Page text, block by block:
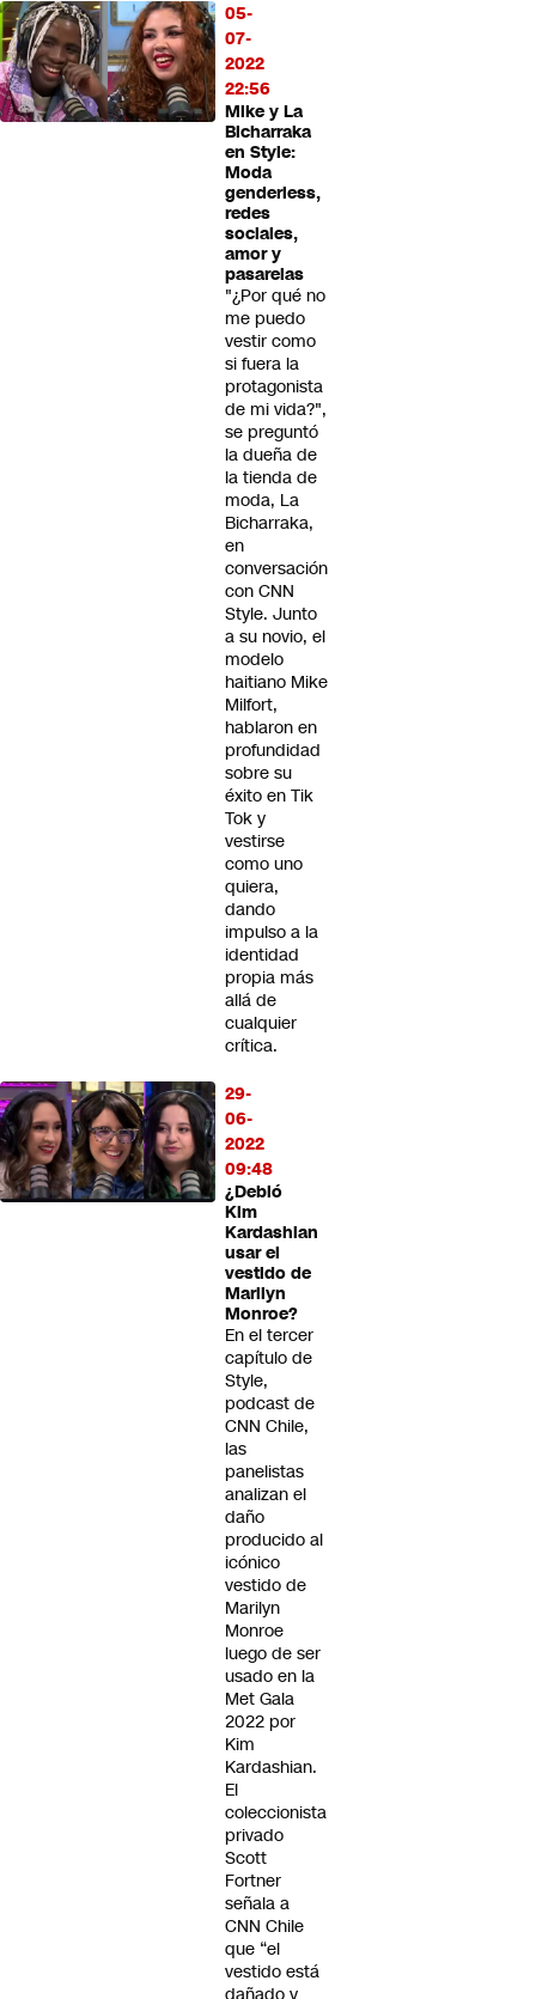
05-
07-
2022
22:56
Mike y La
Bicharraka
en Style:
Moda
genderless,
redes
sociales,
amor y
pasarelas
"¿Por qué no
me puedo
vestir como
si fuera la
protagonista
de mi vida?",
se preguntó
la dueña de
la tienda de
moda, La
Bicharraka,
en
conversación
con CNN
Style. Junto
a su novio, el
modelo
haitiano Mike
Milfort,
hablaron en
profundidad
sobre su
éxito en Tik
Tok y
vestirse
como uno
quiera,
dando
impulso a la
identidad
propia más
allá de
cualquier
crítica.
29-
06-
2022
09:48
¿Debió
Kim
Kardashian
usar el
vestido de
Marilyn
Monroe?
En el tercer
capítulo de
Style,
podcast de
CNN Chile,
las
panelistas
analizan el
daño
producido al
icónico
vestido de
Marilyn
Monroe
luego de ser
usado en la
Met Gala
2022 por
Kim
Kardashian.
El
coleccionista
privado
Scott
Fortner
señala a
CNN Chile
que “el
vestido está
dañado y